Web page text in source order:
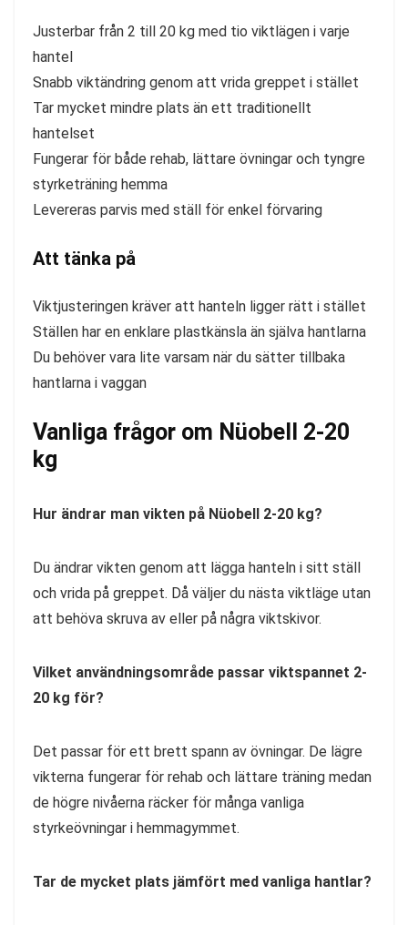
Justerbar från 2 till 20 kg med tio viktlägen i varje
hantel
Snabb viktändring genom att vrida greppet i stället
Tar mycket mindre plats än ett traditionellt
hantelset
Fungerar för både rehab, lättare övningar och tyngre
styrketräning hemma
Levereras parvis med ställ för enkel förvaring
Att tänka på
Viktjusteringen kräver att hanteln ligger rätt i stället
Ställen har en enklare plastkänsla än själva hantlarna
Du behöver vara lite varsam när du sätter tillbaka
hantlarna i vaggan
Vanliga frågor om Nüobell 2-20
kg
Hur ändrar man vikten på Nüobell 2-20 kg?
Du ändrar vikten genom att lägga hanteln i sitt ställ
och vrida på greppet. Då väljer du nästa viktläge utan
att behöva skruva av eller på några viktskivor.
Vilket användningsområde passar viktspannet 2-
20 kg för?
Det passar för ett brett spann av övningar. De lägre
vikterna fungerar för rehab och lättare träning medan
de högre nivåerna räcker för många vanliga
styrkeövningar i hemmagymmet.
Tar de mycket plats jämfört med vanliga hantlar?